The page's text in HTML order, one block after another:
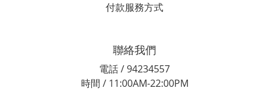
付款服務方式
聯絡我們
電話 / 94234557
時間 / 11:00AM-22:00PM